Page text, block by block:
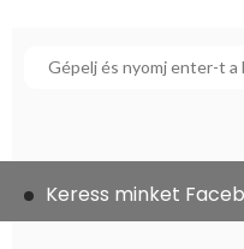
Keress minket